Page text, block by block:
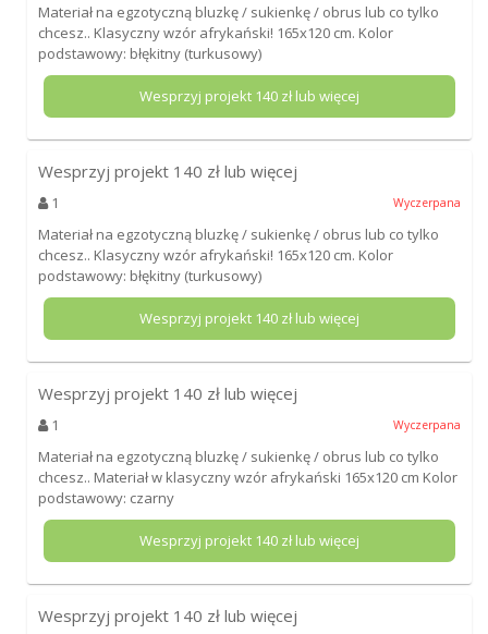
Materiał na egzotyczną bluzkę / sukienkę / obrus lub co tylko
chcesz.. Klasyczny wzór afrykański! 165x120 cm. Kolor
podstawowy: błękitny (turkusowy)
Wesprzyj projekt 140zł lub więcej
Wesprzyj projekt 140 zł lub więcej
1 Wyczerpana
Materiał na egzotyczną bluzkę / sukienkę / obrus lub co tylko
chcesz.. Klasyczny wzór afrykański! 165x120 cm. Kolor
podstawowy: błękitny (turkusowy)
Wesprzyj projekt 140zł lub więcej
Wesprzyj projekt 140 zł lub więcej
1 Wyczerpana
Materiał na egzotyczną bluzkę / sukienkę / obrus lub co tylko
chcesz.. Materiał w klasyczny wzór afrykański 165x120 cm Kolor
podstawowy: czarny
Wesprzyj projekt 140zł lub więcej
Wesprzyj projekt 140 zł lub więcej